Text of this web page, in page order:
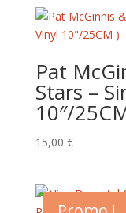
Pat
Stars –
10″/
15,00 €